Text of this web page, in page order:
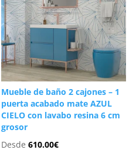
Mueble de baño 2 cajones – 1
puerta acabado mate AZUL
CIELO con lavabo resina 6 cm
grosor
Desde610.00€